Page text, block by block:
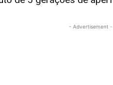
- Advertisement -